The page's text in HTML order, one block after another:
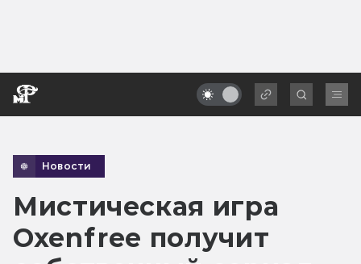
Новости
Мистическая игра
Oxenfree получит